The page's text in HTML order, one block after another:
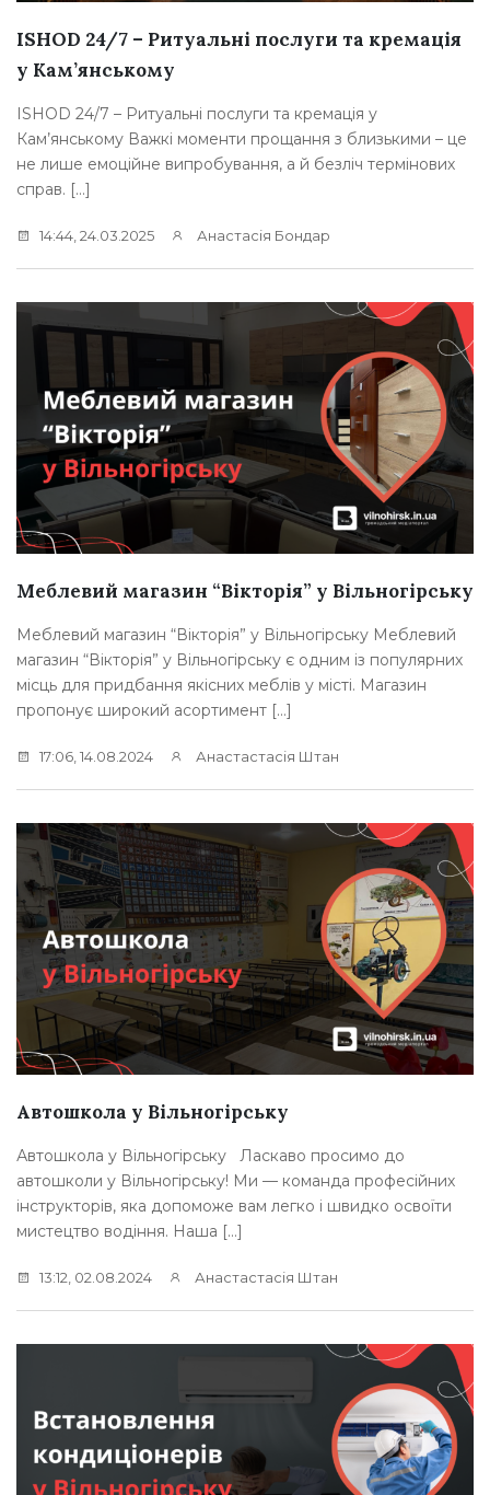
ISHOD 24/7 – Ритуальні послуги та кремація
у Кам’янському
ISHOD 24/7 – Ритуальні послуги та кремація у
Кам’янському Важкі моменти прощання з близькими – це
не лише емоційне випробування, а й безліч термінових
справ. […]
14:44, 24.03.2025 Анастасія Бондар
Меблевий магазин “Вікторія” у Вільногірську
Меблевий магазин “Вікторія” у Вільногірську Меблевий
магазин “Вікторія” у Вільногірську є одним із популярних
місць для придбання якісних меблів у місті. Магазин
пропонує широкий асортимент […]
17:06, 14.08.2024 Анастастасія Штан
Автошкола у Вільногірську
Автошкола у Вільногірську Ласкаво просимо до
автошколи у Вільногірську! Ми — команда професійних
інструкторів, яка допоможе вам легко і швидко освоїти
мистецтво водіння. Наша […]
13:12, 02.08.2024 Анастастасія Штан